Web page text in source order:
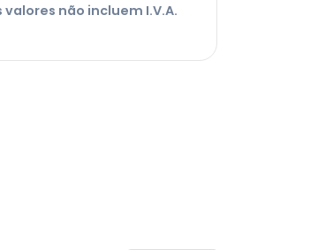
valores não incluem I.V.A.